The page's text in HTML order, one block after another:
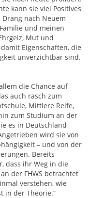
kann sie viel Positives
nach Neuem
und meinen
Mut und
Eigenschaften, die
unverzichtbar sind.
die Chance auf
auch rasch zum
Mittlere Reife,
zum Studium an der
es in Deutschland
wird sie von
– und von der
Bereits
dass ihr Weg in die
der FHWS betrachtet
verstehen, wie
in der Theorie.“